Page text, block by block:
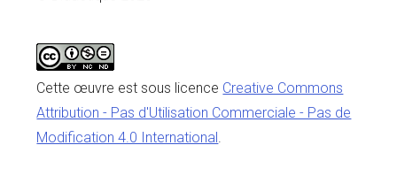
Cette œuvre est sous licence Creative Commons
Attribution - Pas d'Utilisation Commerciale - Pas de
Modification 4.0 International .